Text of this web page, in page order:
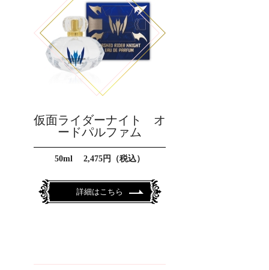
仮面ライダーナイト オ
ードパルファム
50ml 2,475円（税込）
詳細はこちら